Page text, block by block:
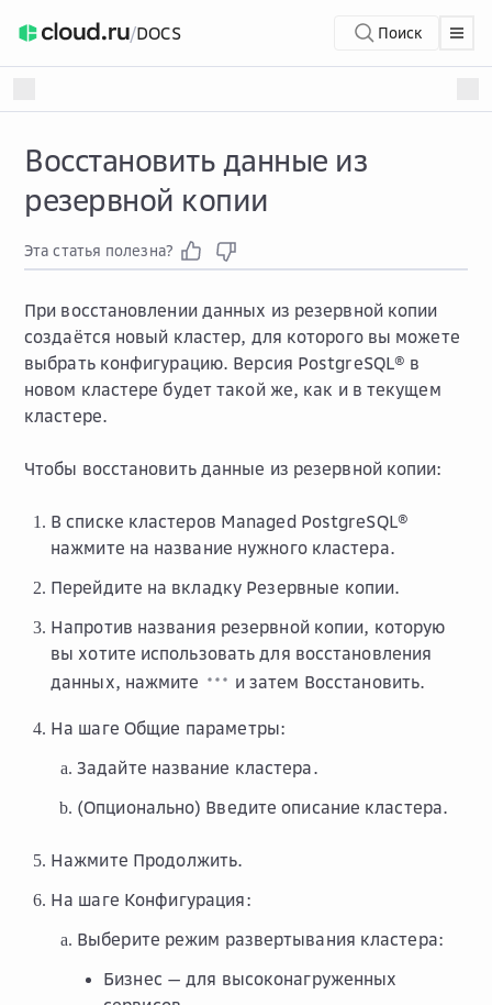
/DOCS Поиск
Восстановить данные из
резервной копии
Эта статья полезна?
При восстановлении данных из резервной копии
создаётся новый кластер, для которого вы можете
выбрать конфигурацию. Версия PostgreSQL® в
новом кластере будет такой же, как и в текущем
кластере.
Чтобы восстановить данные из резервной копии:
В списке кластеров Managed PostgreSQL®
нажмите на название нужного кластера.
Перейдите на вкладку Резервные копии.
Напротив названия резервной копии, которую
вы хотите использовать для восстановления
данных, нажмите
и затем Восстановить.
На шаге Общие параметры:
Задайте название кластера.
(Опционально) Введите описание кластера.
Нажмите Продолжить.
На шаге Конфигурация:
Выберите режим развертывания кластера:
Бизнес — для высоконагруженных